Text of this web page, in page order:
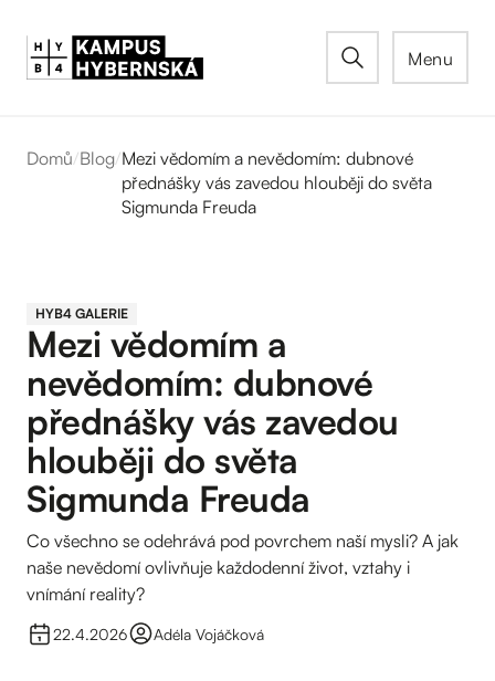
Menu
Domů/Blog/Mezi vědomím a nevědomím: dubnové
přednášky vás zavedou hlouběji do světa
Sigmunda Freuda
HYB4 GALERIE
Mezi vědomím a
nevědomím: dubnové
přednášky vás zavedou
hlouběji do světa
Sigmunda Freuda
Co všechno se odehrává pod povrchem naší mysli? A jak
naše nevědomí ovlivňuje každodenní život, vztahy i
vnímání reality?
22.4.2026 Adéla Vojáčková